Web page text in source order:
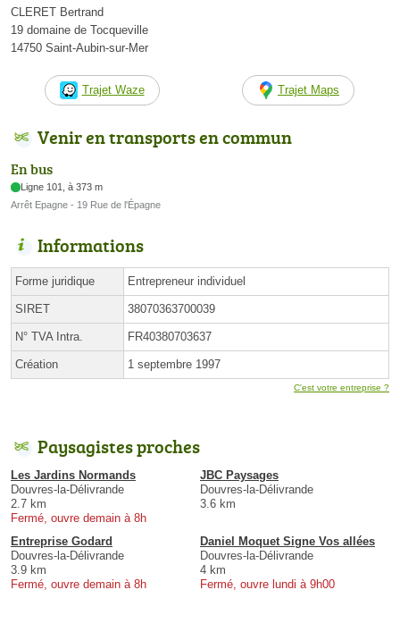
CLERET Bertrand
19 domaine de Tocqueville
14750 Saint-Aubin-sur-Mer
Trajet Waze Trajet Maps
Venir en transports en commun
En bus
Ligne 101, à 373 m
Arrêt Epagne - 19 Rue de l'Épagne
Informations
Forme juridique Entrepreneur individuel
SIRET 38070363700039
N° TVA Intra. FR40380703637
Création 1 septembre 1997
C'est votre entreprise ?
Paysagistes proches
Les Jardins Normands
Douvres-la-Délivrande
2.7 km
Fermé, ouvre demain à 8h
JBC Paysages
Douvres-la-Délivrande
3.6 km
Entreprise Godard
Douvres-la-Délivrande
3.9 km
Fermé, ouvre demain à 8h
Daniel Moquet Signe Vos allées
Douvres-la-Délivrande
4 km
Fermé, ouvre lundi à 9h00